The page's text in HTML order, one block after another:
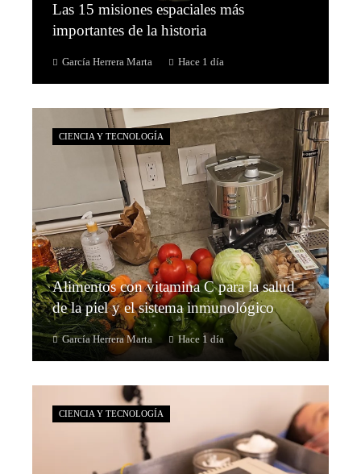
Las 15 misiones espaciales más
importantes de la historia
García Herrera Marta Hace 1 día
CIENCIA Y TECNOLOGÍA
Alimentos con vitamina C para la salud
de la piel y el sistema inmunológico
García Herrera Marta Hace 1 día
CIENCIA Y TECNOLOGÍA